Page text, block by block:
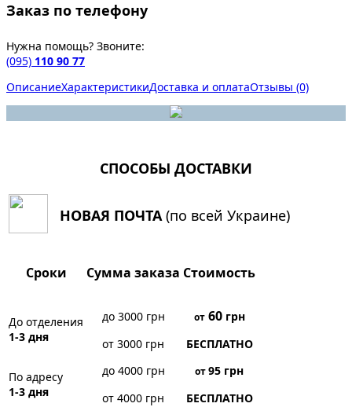
Заказ по телефону
Нужна помощь? Звоните:
(095) 110 90 77
ОписаниеХарактеристикиДоставка и оплатаОтзывы (0)
СПОСОБЫ ДОСТАВКИ
НОВАЯ ПОЧТА(по всей Украине)
Сроки Сумма заказа Стоимость
До отделения
1-3 дня
до 3000 грн от60грн
от 3000 грн
БЕСПЛАТНО
По адресу
1-3 дня
до 4000 грн от95 грн
от 4000 грн
БЕСПЛАТНО